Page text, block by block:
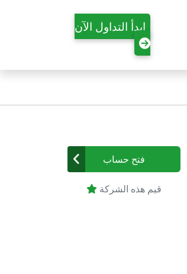
ابدأ التداول الآن
فتح حساب
قيم هذه الشركة